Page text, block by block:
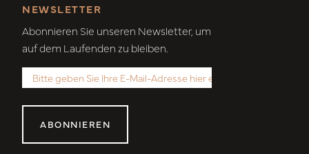
NEWSLETTER
Abonnieren Sie unseren Newsletter, um
auf dem Laufenden zu bleiben.
ABONNIEREN